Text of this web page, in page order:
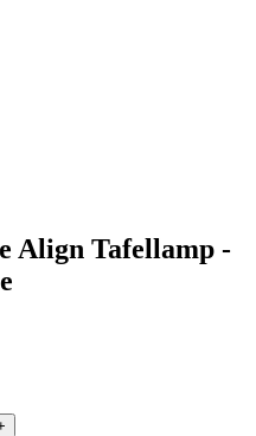
Align Tafellamp -